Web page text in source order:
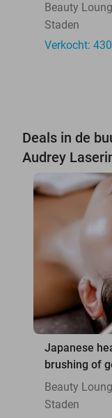
Beauty
Staden
Verkocht: 430
Deals in de
Audrey
Japanese
brushing of
Beauty
Staden